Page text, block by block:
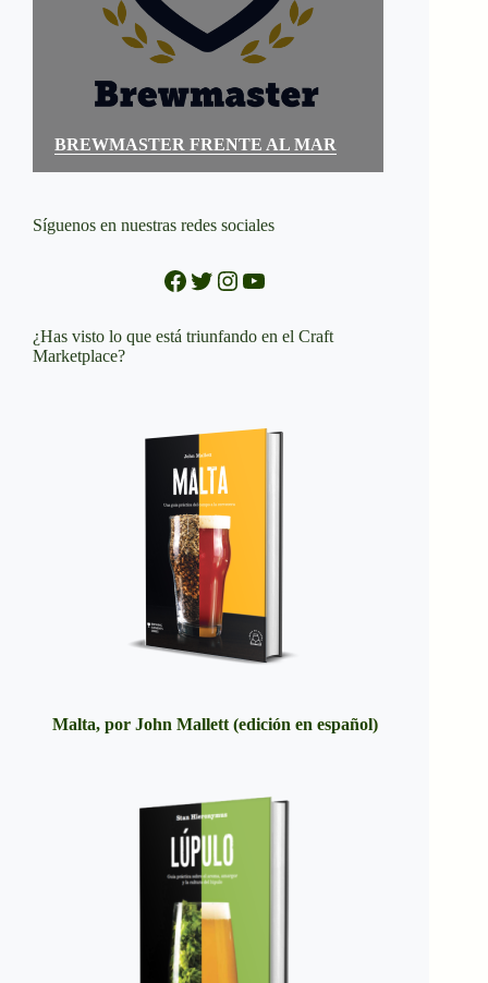
BREWMASTER FRENTE AL MAR
Síguenos en nuestras redes sociales
Facebook
Twitter
Instagram
YouTube
¿Has visto lo que está triunfando en el Craft
Marketplace?
Malta, por John Mallett (edición en español)